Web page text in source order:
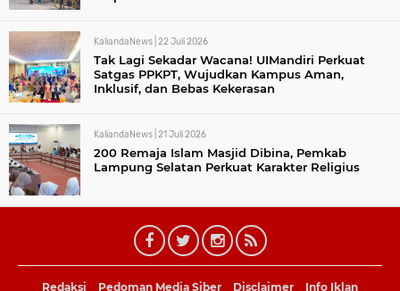
KaliandaNews | 22 Juli 2026
Tak Lagi Sekadar Wacana! UIMandiri Perkuat
Satgas PPKPT, Wujudkan Kampus Aman,
Inklusif, dan Bebas Kekerasan
KaliandaNews | 21 Juli 2026
200 Remaja Islam Masjid Dibina, Pemkab
Lampung Selatan Perkuat Karakter Religius
Redaksi Pedoman Media Siber Disclaimer Info Iklan